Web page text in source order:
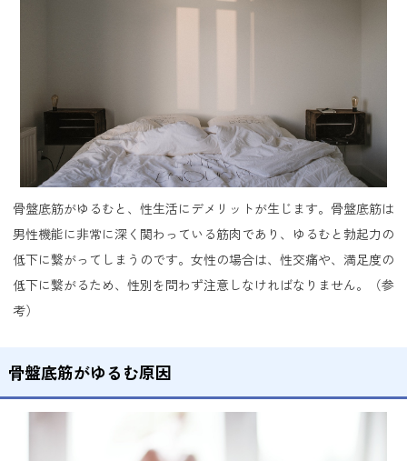
骨盤底筋がゆるむと、性生活にデメリットが生じます。骨盤底筋は
男性機能に非常に深く関わっている筋肉であり、ゆるむと勃起力の
低下に繋がってしまうのです。女性の場合は、性交痛や、満足度の
低下に繋がるため、性別を問わず注意しなければなりません。（参
考）
骨盤底筋がゆるむ原因